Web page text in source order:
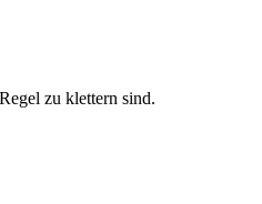
zu klettern sind.